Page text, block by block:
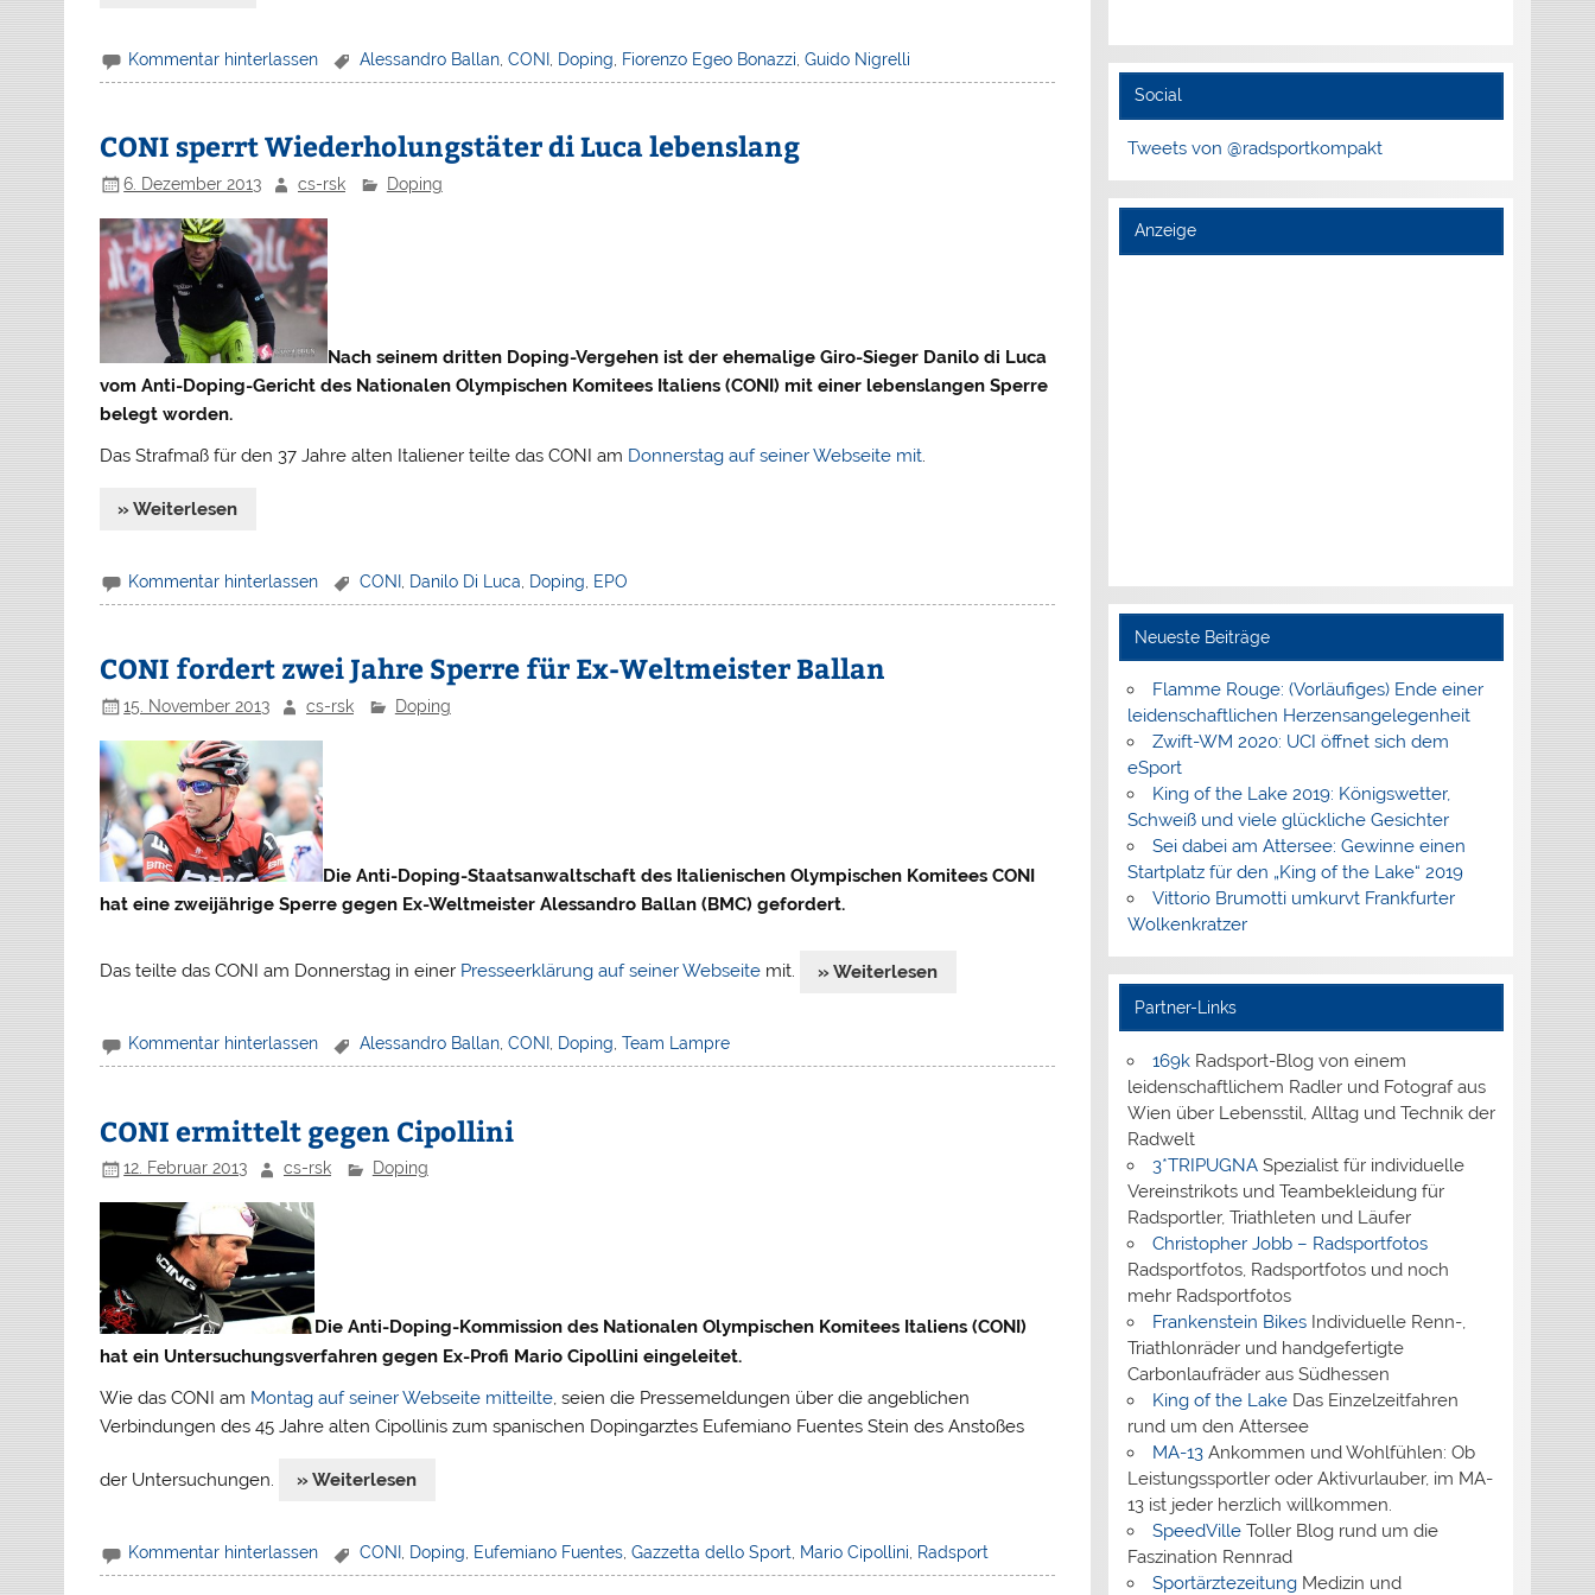
Kommentar hinterlassen Alessandro Ballan, CONI Doping Fiorenzo Egeo Bonazzi Guido Nigrelli
CONI sperrt Wiederholungstäter di Luca lebenslang
6. Dezember 2013 cs-rsk Doping
Nach seinem dritten Doping-Vergehen ist der ehemalige Giro-Sieger Danilo di Luca
vom Anti-Doping-Gericht des Nationalen Olympischen Komitees Italiens (CONI) mit einer lebenslangen Sperre
belegt worden.
Das Strafmaß für den 37 Jahre alten Italiener teilte das CONI am Donnerstag auf seiner Webseite mit.
» Weiterlesen
Kommentar hinterlassen CONI Danilo Di Luca Doping EPO
CONI fordert zwei Jahre Sperre für Ex-Weltmeister Ballan
15. November 2013 cs-rsk Doping
Die Anti-Doping-Staatsanwaltschaft des Italienischen Olympischen Komitees CONI
hat eine zweijährige Sperre gegen Ex-Weltmeister Alessandro Ballan (BMC) gefordert.
Das teilte das CONI am Donnerstag in einer Presseerklärung auf seiner Webseite mit. » Weiterlesen
Kommentar hinterlassen Alessandro Ballan, CONI , Doping, Team Lampre
CONI ermittelt gegen Cipollini
12. Februar 2013 cs-rsk Doping
Die Anti-Doping-Kommission des Nationalen Olympischen Komitees Italiens (CONI)
hat ein Untersuchungsverfahren gegen Ex-Profi Mario Cipollini eingeleitet.
Wie das CONI am Montag auf seiner Webseite mitteilte, seien die Pressemeldungen über die angeblichen
Verbindungen des 45 Jahre alten Cipollinis zum spanischen Dopingarztes Eufemiano Fuentes Stein des Anstoßes
der Untersuchungen. » Weiterlesen
Kommentar hinterlassen CONI Doping Eufemiano Fuentes, Gazzetta dello Sport Mario Cipollini Radsport
Social
Tweets von @radsportkompakt
Anzeige
Neueste Beiträge
Flamme Rouge: (Vorläufiges) Ende einer
leidenschaftlichen Herzensangelegenheit
Zwift-WM 2020: UCI öffnet sich dem
eSport
King of the Lake 2019: Königswetter,
Schweiß und viele glückliche Gesichter
Sei dabei am Attersee: Gewinne einen
Startplatz für den „King of the Lake“ 2019
Vittorio Brumotti umkurvt Frankfurter
Wolkenkratzer
Partner-Links
169kRadsport-Blog von einem
leidenschaftlichem Radler und Fotograf aus
Wien über Lebensstil, Alltag und Technik der
Radwelt
3*TRIPUGNASpezialist für individuelle
Vereinstrikots und Teambekleidung für
Radsportler, Triathleten und Läufer
Christopher Jobb – Radsportfotos
Radsportfotos, Radsportfotos und noch
mehr Radsportfotos
Frankenstein BikesIndividuelle Renn-,
Triathlonräder und handgefertigte
Carbonlaufräder aus Südhessen
King of the LakeDas Einzelzeitfahren
rund um den Attersee
MA-13Ankommen und Wohlfühlen: Ob
Leistungssportler oder Aktivurlauber, im MA-
13 ist jeder herzlich willkommen.
SpeedVilleToller Blog rund um die
Faszination Rennrad
SportärztezeitungMedizin und